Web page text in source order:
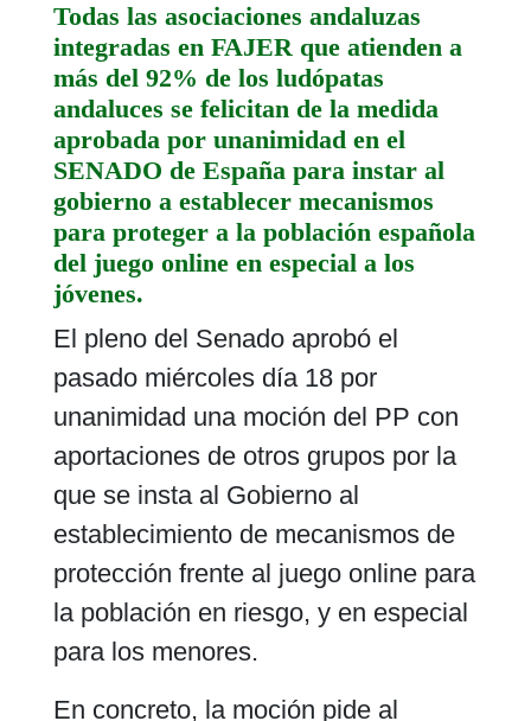
Todas las asociaciones andaluzas
integradas en FAJER que atienden a
más del 92% de los ludópatas
andaluces se felicitan de la medida
aprobada por unanimidad en el
SENADO de España para instar al
gobierno a establecer mecanismos
para proteger a la población española
del juego online en especial a los
jóvenes.
El pleno del Senado aprobó el
pasado miércoles día 18 por
unanimidad una moción del PP con
aportaciones de otros grupos por la
que se insta al Gobierno al
establecimiento de mecanismos de
protección frente al juego online para
la población en riesgo, y en especial
para los menores.
En concreto, la moción pide al